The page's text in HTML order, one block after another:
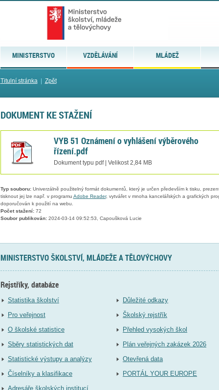
MINISTERSTVO VZDĚLÁVÁNÍ MLÁDEŽ
Titulní stránka| Zpět
DOKUMENT KE STAŽENÍ
VYB 51 Oznámení o vyhlášení výběrového
řízení.pdf
Dokument typu pdf | Velikost 2,84 MB
Typ souboru:Univerzálně použitelný formát dokumentů, který je určen především k tisku,
tisknout jej lze např. v programu Adobe Reader, vytvářet v mnoha kancelářských a grafických
doporučován k použití na webu.
Počet stažení:72
Soubor publikován:2024-03-14 09:52:53, Capoušková Lucie
MINISTERSTVO ŠKOLSTVÍ, MLÁDEŽE A TĚLOVÝCHOVY
Rejstříky, databáze
Statistika školství
Pro veřejnost
O školské statistice
Sběry statistických dat
Statistické výstupy a analýzy
Číselníky a klasifikace
Adresáře školských institucí
Důležité odkazy
Školský rejstřík
Přehled vysokých škol
Plán veřejných zakázek 2026
Otevřená data
PORTÁL YOUR EUROPE